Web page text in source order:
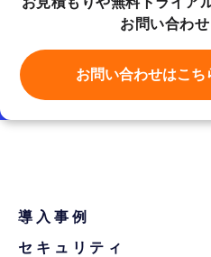
お問い合わせ
お問い合わせはこち
導入事例
セキュリティ